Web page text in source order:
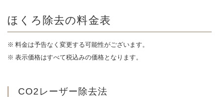
ほくろ除去の料金表
料金は予告なく変更する可能性がございます。
表示価格はすべて税込みの価格となります。
CO2レーザー除去法